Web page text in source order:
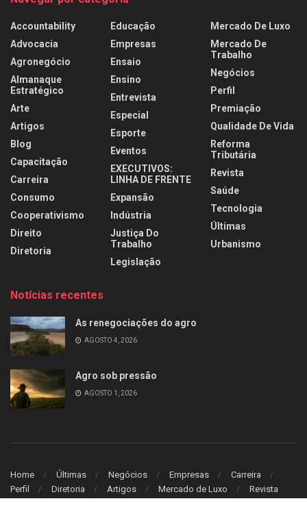
Accountability
Advocacia
Agronegócio
Almanaque
Estratégico
Arte
Artigos
Blog
Capacitação
Carreira
Consumo
Cooperativismo
Direito
Diretoria
Educação
Empresas
Ensaio
Ensino
Entrevista
Especial
Esporte
Eventos
EXECUTIVOS:
LINHA DE FRENTE
Expansão
Indústria
Justiça Do
Trabalho
Legislação
Mercado De Luxo
Mercado De
Trabalho
Negócios
Perfil
Premiação
Qualidade De Vida
Reforma
Tributária
Revista
Saúde
Tecnologia
Últimas
Urbanismo
Notícias recentes
As renegociações do agro
AGOSTO 4, 2026
Agro sob pressão
AGOSTO 1, 2026
Home Últimas Negócios Empresas
Carreira
Perfil
Diretoria Artigos Mercado de Luxo Revista